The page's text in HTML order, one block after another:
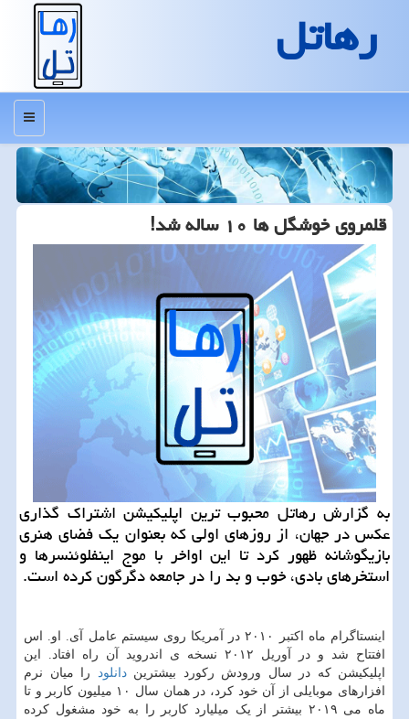
رهاتل
منو
قلمروی خوشگل ها ۱۰ ساله شد!
به گزارش رهاتل محبوب ترین اپلیكیشن اشتراك گذاری
عكس در جهان، از روزهای اولی كه بعنوان یك فضای هنری
بازیگوشانه ظهور كرد تا این اواخر با موج اینفلوئنسرها و
استخرهای بادی، خوب و بد را در جامعه دگرگون كرده است.
اینستاگرام ماه اکتبر ۲۰۱۰ در آمریکا روی سیستم عامل آی. او. اس
افتتاح شد و در آوریل ۲۰۱۲ نسخه ی اندروید آن راه افتاد. این
اپلیکیشن که در سال ورودش رکورد بیشتریندانلود
را میان نرم
افزارهای موبایلی از آن خود کرد، در همان سال ۱۰ میلیون کاربر و تا
ماه می ۲۰۱۹ بیشتر از یک میلیارد کاربر را به خود مشغول کرده